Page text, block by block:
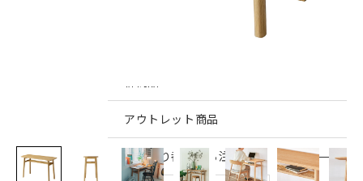
アウトレット商品
見積もり番号から注文する